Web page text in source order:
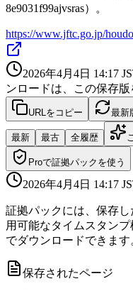
8e9031f99ajvsras）。
https://www.jftc.go.jp/
2026年4月4日 14:17
ンロードは、この保存版
URLをコピー 最新
最新 最古 全履歴
Proで証拠パックを使う
2026年4月4日 14:17
証拠パックには、保存
用可能なタイムスタン
でダウンロードできます
保存されたページ